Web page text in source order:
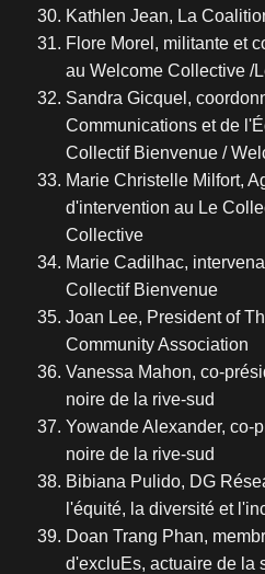
Kathlen Jean, La
Flore Morel, militante et
au Welcome Collective /
Sandra Gicquel,
Communications et de
Collectif Bienvenue /
Marie Christelle Milfort,
d'intervention au Le
Collective
Marie Cadilhac,
Collectif Bienvenue
Joan Lee, President of
Community Association
Vanessa Mahon, co-
noire de la rive-sud
Yowande Alexander, co-
noire de la rive-sud
Bibiana Pulido, DG
l'équité, la diversité et
Doan Trang Phan,
d'excluEs, actuaire de la